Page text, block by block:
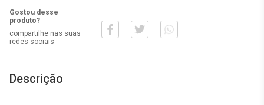
Gostou desse
produto?
compartilhe nas suas
redes sociais
Descrição